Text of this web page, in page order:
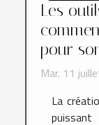
Les
pour
Mar. 11
La
puissant